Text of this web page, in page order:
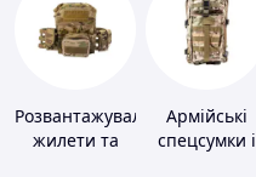
Розвантажувальні
жилети та
Армійські
спецсумки і